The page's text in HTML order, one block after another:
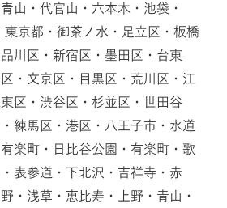
山・代官山・六本木・池袋・
京都・御茶ノ水・足立区・板橋
川区・新宿区・墨田区・台東
・文京区・目黒区・荒川区・江
区・渋谷区・杉並区・世田谷
練馬区・港区・八王子市・水道
楽町・日比谷公園・有楽町・歌
表参道・下北沢・吉祥寺・赤
・浅草・恵比寿・上野・青山・